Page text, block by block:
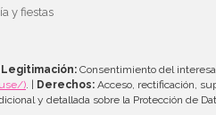
y fiestas
Legitimación: Consentimiento del
) . | Derechos: Acceso, rectificación,
y detallada sobre la Protección de